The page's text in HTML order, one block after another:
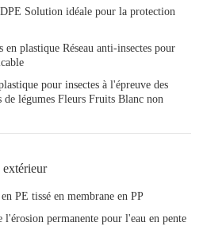
Solution idéale pour la protection
plastique Réseau anti-insectes pour
pour insectes à l'épreuve des
de légumes Fleurs Fruits Blanc non
extérieur
PE tissé en membrane en PP
permanente pour l'eau en pente